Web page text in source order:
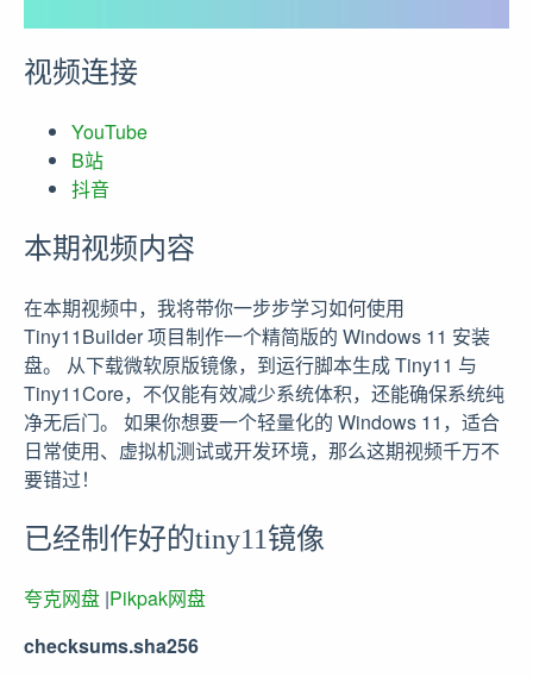
视频连接
YouTube
B站
抖音
本期视频内容
在本期视频中，我将带你一步步学习如何使用
Tiny11Builder 项目制作一个精简版的 Windows 11 安装
盘。 从下载微软原版镜像，到运行脚本生成 Tiny11 与
Tiny11Core，不仅能有效减少系统体积，还能确保系统纯
净无后门。 如果你想要一个轻量化的 Windows 11，适合
日常使用、虚拟机测试或开发环境，那么这期视频千万不
要错过！
已经制作好的tiny11镜像
夸克网盘 |Pikpak网盘
checksums.sha256